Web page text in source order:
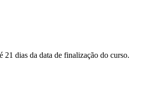
dias da data de finalização do curso.